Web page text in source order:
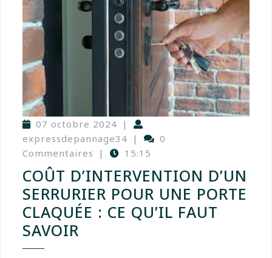
07 octobre 2024 |
expressdepannage34 |
0
Commentaires
| 15:15
COÛT D’INTERVENTION D’UN
SERRURIER POUR UNE PORTE
CLAQUÉE : CE QU’IL FAUT
SAVOIR